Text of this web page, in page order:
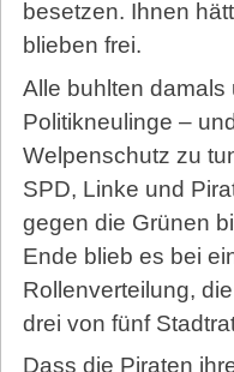
besetzen. Ihnen
blieben frei.
Alle buhlten damals
Politikneulinge –
Welpenschutz zu
SPD, Linke und
gegen die Grünen
Ende blieb es bei
Rollenverteilung,
drei von fünf
Dass die Piraten